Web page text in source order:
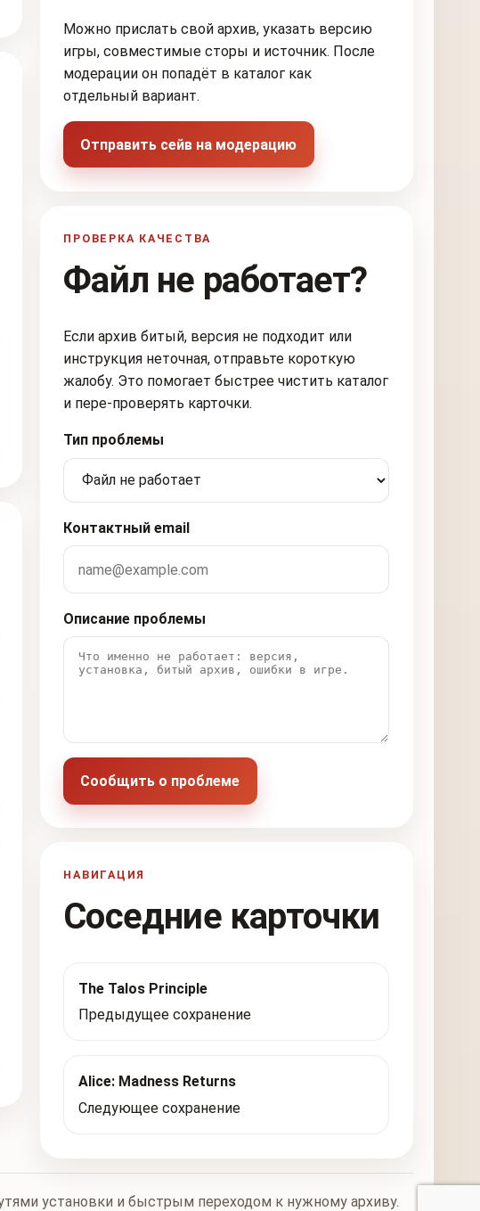
Можно прислать свой архив, указать версию
игры, совместимые сторы и источник. После
модерации он попадёт в каталог как
отдельный вариант.
Отправить сейв на модерацию
ПРОВЕРКА КАЧЕСТВА
Файл не работает?
Если архив битый, версия не подходит или
инструкция неточная, отправьте короткую
жалобу. Это помогает быстрее чистить каталог
и пере-проверять карточки.
Тип проблемы
Контактный email
Описание проблемы
Сообщить о проблеме
НАВИГАЦИЯ
Соседние карточки
The Talos Principle
Предыдущее сохранение
Alice: Madness Returns
Следующее сохранение
установки и быстрым переходом к нужному архиву.